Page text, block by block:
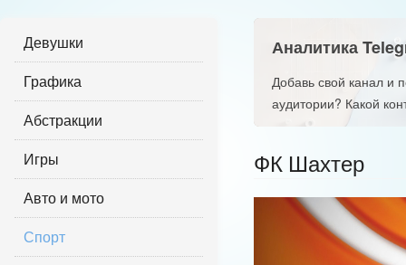
Девушки
Графика
Абстракции
Игры
Авто и мото
Спорт
Аналитика
Добавь свой канал и
аудитории? Какой
ФК Шахтер